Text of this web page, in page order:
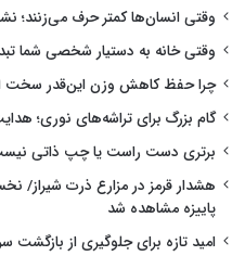
وقتی انسان‌ها کمتر حرف می‌زنند؛
وقتی خانه به دستیار شخصی شما
چرا حفظ کاهش وزن این‌قدر
گام بزرگ برای تراشه‌های نوری؛
برتری دست راست یا چپ ذاتی
هشدار قرمز در مزارع ذرت شیراز/
پاییزه مشاهده شد
امید تازه برای جلوگیری از بازگشت